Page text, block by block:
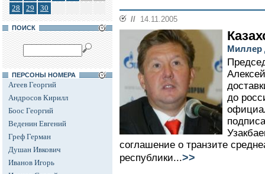
28
29 30
ПОИСК
ПЕРСОНЫ НОМЕРА
Агеев Георгий
Андросов Кирилл
Боос Георгий
Веденин Евгений
Греф Герман
Душан Ивкович
Иванов Игорь
// 14.11.2005
Миллер
до
соглашение о транзите
республики...>>